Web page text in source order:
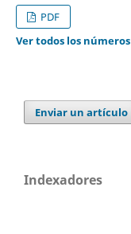
PDF
Ver todos los números
Enviar un artículo
Indexadores